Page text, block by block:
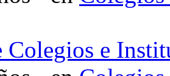
Colegios e